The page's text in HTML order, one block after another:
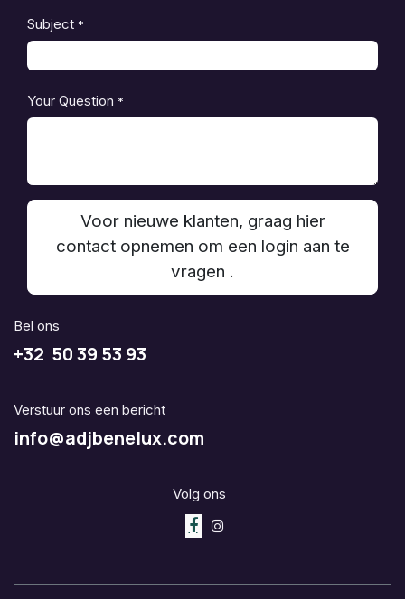
Subject *
Your Question *
Voor nieuwe klanten, graag hier
contact opnemen om een login aan te
vragen .
Bel ons
+32 50 39 53 93
Verstuur ons een bericht
info@adjbenelux.com
Volg ons